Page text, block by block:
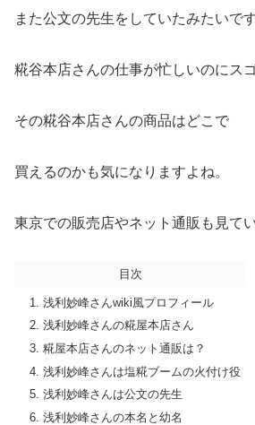
また公文の先生をしていたみたいです
糀谷本店さんの仕事が忙しいのにス
その糀谷本店さんの商品はどこで
買えるのかも気になりますよね。
東京での販売店やネット通販も見て
目次
浅利妙峰さんwiki風プロフィール
浅利妙峰さんの糀屋本店さん
糀屋本店さんのネット通販は？
浅利妙峰さんは塩糀ブームの火付け役
浅利妙峰さんは公文の先生
浅利妙峰さんの本名と幼名